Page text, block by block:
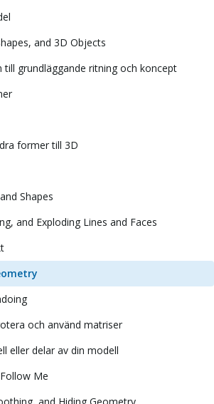
and 3D Objects
till grundläggande ritning och koncept
former till 3D
Shapes
and Exploding Lines and Faces
och använd matriser
eller delar av din modell
Me